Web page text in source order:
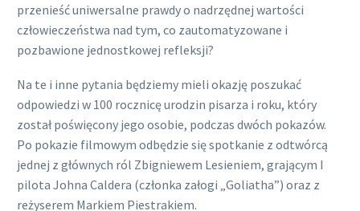
przenieść uniwersalne prawdy o nadrzędnej wartości
człowieczeństwa nad tym, co zautomatyzowane i
pozbawione jednostkowej refleksji?
Na te i inne pytania będziemy mieli okazję poszukać
odpowiedzi w 100 rocznicę urodzin pisarza i roku, który
został poświęcony jego osobie, podczas dwóch pokazów.
Po pokazie filmowym odbędzie się spotkanie z odtwórcą
jednej z głównych ról Zbigniewem Lesieniem, grającym I
pilota Johna Caldera (członka załogi „Goliatha”) oraz z
reżyserem Markiem Piestrakiem.